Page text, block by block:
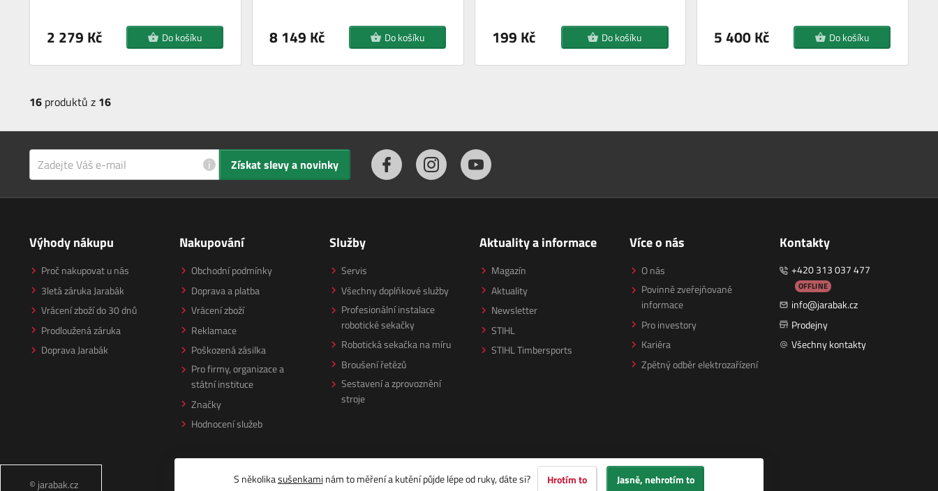
2 279 Kč Do košíku 8 149 Kč Do košíku 199 Kč Do košíku 5 400 Kč Do košíku
16 produktů z 16
i Získat slevy a novinky
Výhody nákupu
Proč nakupovat u nás
3letá záruka Jarabák
Vrácení zboží do 30 dnů
Prodloužená záruka
Doprava Jarabák
Nakupování
Obchodní podmínky
Doprava a platba
Vrácení zboží
Reklamace
Poškozená zásilka
Pro firmy, organizace a
státní instituce
Značky
Hodnocení služeb
Služby
Servis
Všechny doplňkové služby
Profesionální instalace
robotické sekačky
Robotická sekačka na míru
Broušení řetězů
Sestavení a zprovoznění
stroje
Aktuality a informace
Magazín
Aktuality
Newsletter
STIHL
STIHL Timbersports
Více o nás
O nás
Povinně zveřejňované
informace
Pro investory
Kariéra
Zpětný odběr elektrozařízení
Kontakty
+420 313 037 477
OFFLINE
info@jarabak.cz
Prodejny
Všechny kontakty
© jarabak.cz S několikasušenkami nám to měření a kutění půjde lépe od ruky, dáte si? Hrotím to Jasně, nehrotím to